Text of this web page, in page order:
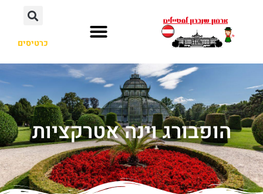
כרטיסים
הופבורג וינה אטרקציות